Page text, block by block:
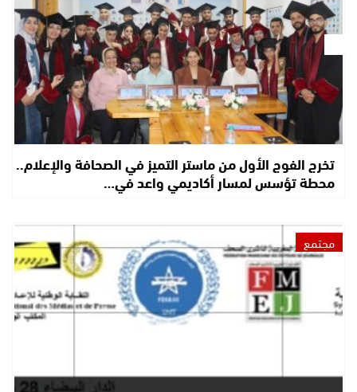
تخرج الفوج الأول من ماستر التميز في الصحافة والإعلام..
محطة تؤسس لمسار أكاديمي واعد في…
مجتمع